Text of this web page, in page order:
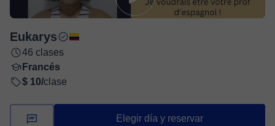
Eukarys
46 clases
Francés
$ 10/clase
Elegir día y reservar